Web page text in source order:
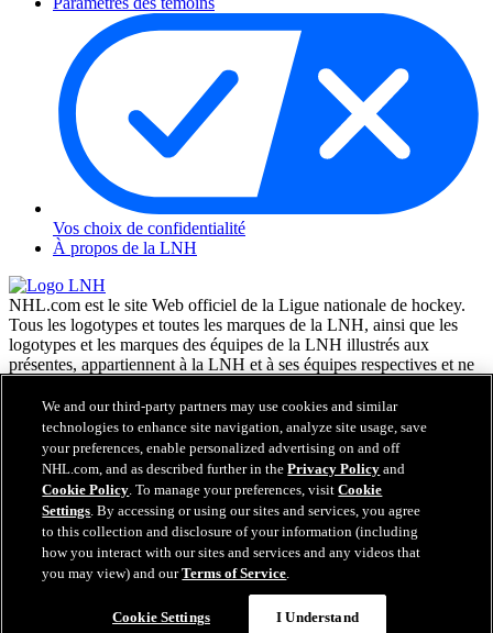
Vos choix de confidentialité
À propos de la LNH
NHL.com est le site Web officiel de la Ligue nationale de hockey.
Tous les logotypes et toutes les marques de la LNH, ainsi que les
logotypes et les marques des équipes de la LNH illustrés aux
présentes, appartiennent à la LNH et à ses équipes respectives et ne
Enterprises, L.P. © LNH 2026. Tous droits réservés. Tous les
chandails d'équipe de la LNH personnalisés avec les noms des
joueurs de la LNH et leurs numéros sont officiellement sous license
de la LNH et de l'AJLNH. Le mot servant de marque Zamboni et la
configuration de la surfaceuse Zamboni sont des marques de
commerce déposées de Frank J. Zamboni & Co., Inc. © Frank J.
Zamboni & Co., Inc. 2026. Tous droits réservés. Toute autre marque
déposée ou tout droit d'auteur d'une tierce partie sont la propriété de
leurs auteurs respectifs. Tous droits réservés.
We and our third-party partners may use cookies and similar
technologies to enhance site navigation, analyze site usage, save
your preferences, enable personalized advertising on and off
NHL.com, and as described further in thePrivacy Policy and
Cookie Policy. To manage your preferences, visitCookie
Settings. By accessing or using our sites and services, you agree
to this collection and disclosure of your information (including
how you interact with our sites and services and any videos that
you may view) and ourTerms of Service.
Cookie Settings I Understand